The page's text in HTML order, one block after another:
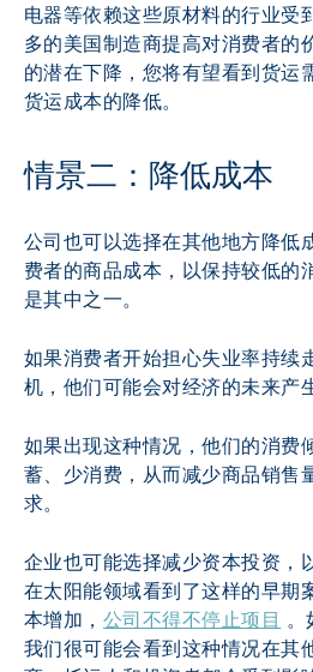
电器等依赖这些原材料的行业受
多的美国制造商提高对消费者的
的潜在下降，您将有望看到货运
货运成本的降低。
情景二：降低成本
公司也可以选择在其他地方降低
费者的商品成本，以保持较低的
是其中之一。
如果消费者开始担心失业率持续
机，他们可能会对经济的未来产
如果出现这种情况，他们的消费
蓄、少消费，从而减少商品销售
求。
企业也可能选择减少资本投资，
在太阳能领域看到了这样的早期
本增加， 公司不得不停止项目 。
我们很可能会看到这种情况在其